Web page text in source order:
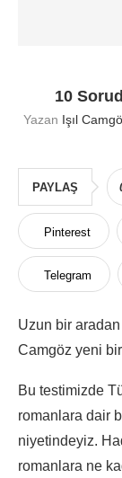
10
Yazan Işıl
PAYLAŞ
Pinterest
Telegram
Uzun bir aradan
Camgöz yeni bir
Bu testimizde
romanlara dair
niyetindeyiz.
romanlara ne